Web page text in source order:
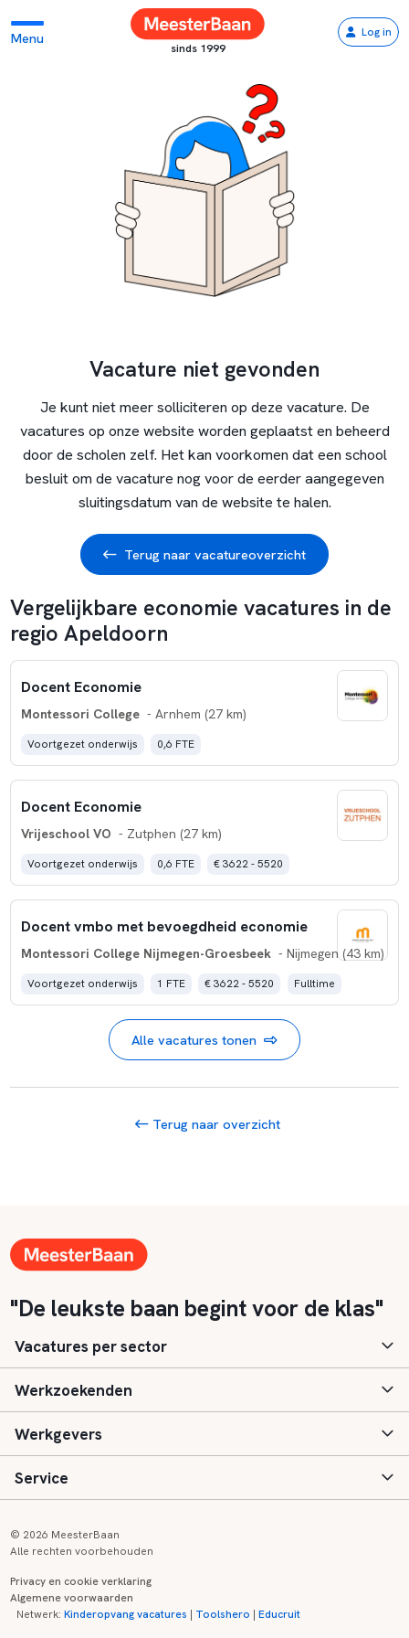
Menu
sinds 1999
Log in
Vacature niet gevonden
Je kunt niet meer solliciteren op deze vacature. De
vacatures op onze website worden geplaatst en beheerd
door de scholen zelf. Het kan voorkomen dat een school
besluit om de vacature nog voor de eerder aangegeven
sluitingsdatum van de website te halen.
Terug naar vacatureoverzicht
Vergelijkbare economie vacatures in de
regio Apeldoorn
Docent Economie
Montessori College - Arnhem (27 km)
Voortgezet onderwijs 0,6 FTE
Docent Economie
Vrijeschool VO - Zutphen (27 km)
Voortgezet onderwijs 0,6 FTE € 3622 - 5520
Docent vmbo met bevoegdheid economie
Montessori College Nijmegen-Groesbeek - Nijmegen (43 km)
Voortgezet onderwijs 1 FTE € 3622 - 5520 Fulltime
Alle vacatures tonen
Terug naar overzicht
"De leukste baan begint voor de klas"
Vacatures per sector
Basisonderwijs
Speciaal (basis) onderwijs
Voortgezet onderwijs
Kinderopvang
Werkzoekenden
Aanmelden
Vacatures
Zij-instroom informatie
Werkgevers
Inloggen
Registreren
Service
Onderwijs links
© 2026 MeesterBaan
Alle rechten voorbehouden
Privacy en cookie verklaring
Algemene voorwaarden
Netwerk:Kinderopvang vacatures | Toolshero |Educruit